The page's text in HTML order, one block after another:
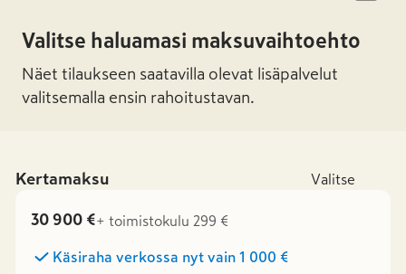
Valitse haluamasi maksuvaihtoehto
Näet tilaukseen saatavilla olevat lisäpalvelut
valitsemalla ensin rahoitustavan.
Kertamaksu Valitse
30 900 €+ toimistokulu 299 €
Käsiraha verkossa nyt vain 1 000 €